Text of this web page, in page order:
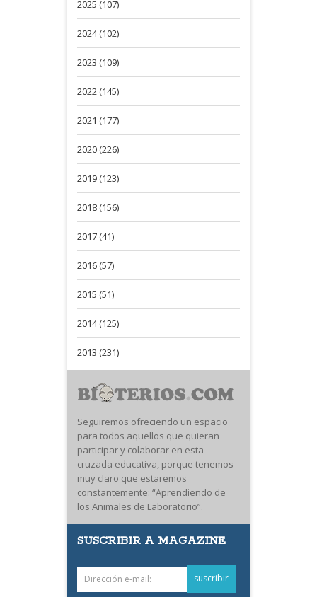
2025 (107)
2024 (102)
2023 (109)
2022 (145)
2021 (177)
2020 (226)
2019 (123)
2018 (156)
2017 (41)
2016 (57)
2015 (51)
2014 (125)
2013 (231)
Seguiremos ofreciendo un espacio
para todos aquellos que quieran
participar y colaborar en esta
cruzada educativa, porque tenemos
muy claro que estaremos
constantemente: “Aprendiendo de
los Animales de Laboratorio”.
SUSCRIBIR A MAGAZINE